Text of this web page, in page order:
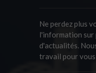
Ne perdez plus
l'information sur
d'actualités.
travail pour